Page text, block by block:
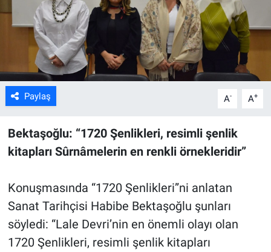
Paylaş A- A+
Bektaşoğlu: “1720 Şenlikleri, resimli şenlik
kitapları Sûrnâmelerin en renkli örnekleridir”
Konuşmasında “1720 Şenlikleri”ni anlatan
Sanat Tarihçisi Habibe Bektaşoğlu şunları
söyledi: “Lale Devri’nin en önemli olayı olan
1720 Şenlikleri, resimli şenlik kitapları